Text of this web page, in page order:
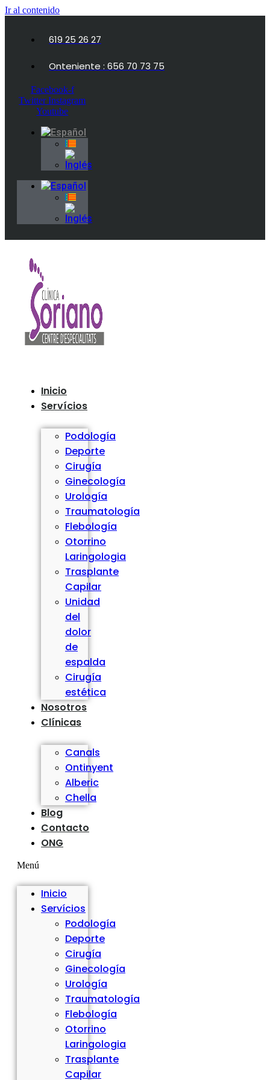
Ir al contenido
619 25 26 27
Onteniente : 656 70 73 75
Facebook-f
Twitter Instagram
Youtube
Inicio
Servícios
Podología
Deporte
Cirugía
Ginecología
Urología
Traumatología
Flebología
Otorrino
Laringologia
Trasplante
Capilar
Unidad
del
dolor
de
espalda
Cirugía
estética
Nosotros
Clínicas
Canals
Ontinyent
Alberic
Chella
Blog
Contacto
ONG
Menú
Inicio
Servícios
Podología
Deporte
Cirugía
Ginecología
Urología
Traumatología
Flebología
Otorrino
Laringologia
Trasplante
Capilar